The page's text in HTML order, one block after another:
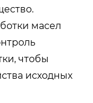
масел
чтобы
исходных